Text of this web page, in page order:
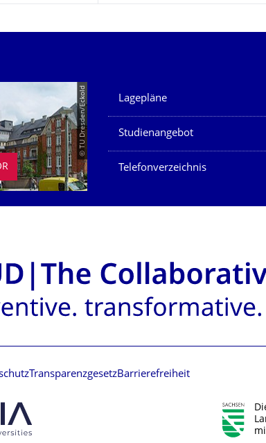
© TU Dresden/Eckold Unsere Dienste
Lagepläne
Studienangebot
Telefonverzeichnis
TransparenzgesetzBarrierefreiheit